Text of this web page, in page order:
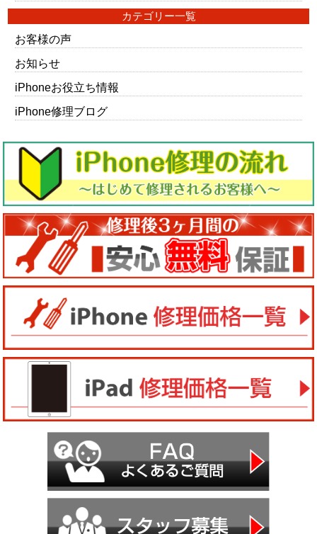
カテゴリー一覧
お客様の声
お知らせ
iPhoneお役立ち情報
iPhone修理ブログ